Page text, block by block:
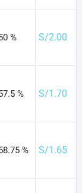
% S/2.00
% S/1.70
% S/1.65